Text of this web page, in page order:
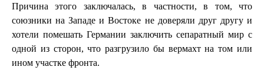
Причина этого заключалась, в частности, в том, что
союзники на Западе и Востоке не доверяли друг другу и
хотели помешать Германии заключить сепаратный мир с
одной из сторон, что разгрузило бы вермахт на том или
ином участке фронта.